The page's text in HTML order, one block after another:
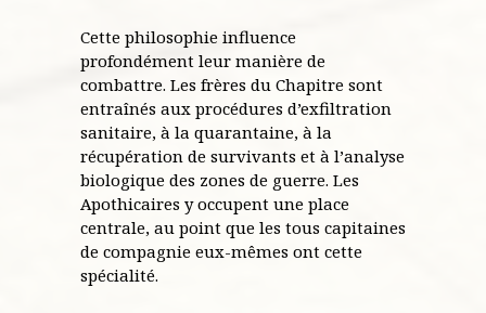
Cette philosophie influence
profondément leur manière de
combattre. Les frères du Chapitre sont
entraînés aux procédures d’exfiltration
sanitaire, à la quarantaine, à la
récupération de survivants et à l’analyse
biologique des zones de guerre. Les
Apothicaires y occupent une place
centrale, au point que les tous capitaines
de compagnie eux-mêmes ont cette
spécialité.